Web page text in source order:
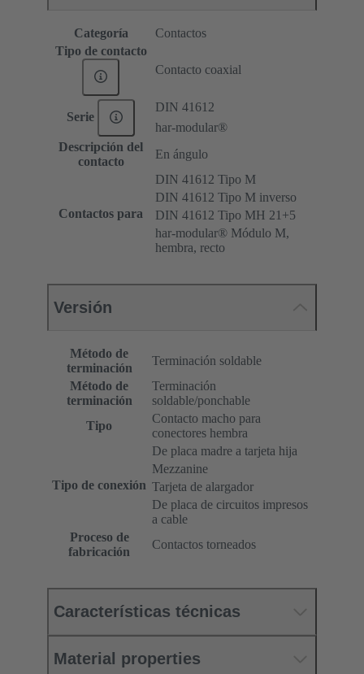
Categoría
Contactos
Tipo de contacto
Contacto coaxial
Serie
DIN 41612
har-modular®
Descripción del
contacto
En ángulo
Contactos para
DIN 41612 Tipo M
DIN 41612 Tipo M inverso
DIN 41612 Tipo MH 21+5
har-modular® Módulo M,
hembra, recto
Versión
Método de
terminación
Terminación soldable
Método de
terminación
Terminación
soldable/ponchable
Tipo
Contacto macho para
conectores hembra
Tipo de conexión
De placa madre a tarjeta hija
Mezzanine
Tarjeta de alargador
De placa de circuitos impresos
a cable
Proceso de
fabricación
Contactos torneados
Características técnicas
Material properties